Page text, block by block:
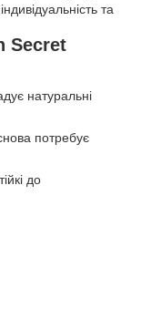
та
Secret
натуральні
потребує
до